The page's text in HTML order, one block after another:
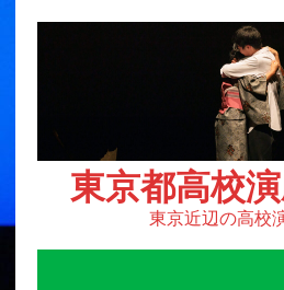
東京都高校
東京近辺の高校